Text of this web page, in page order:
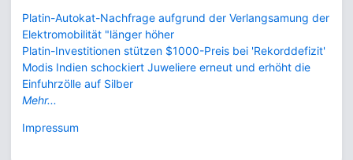
Platin-Autokat-Nachfrage aufgrund der Verlangsamung der
Elektromobilität "länger höher
Platin-Investitionen stützen $1000-Preis bei 'Rekorddefizit'
Modis Indien schockiert Juweliere erneut und erhöht die
Einfuhrzölle auf Silber
Mehr...
Impressum